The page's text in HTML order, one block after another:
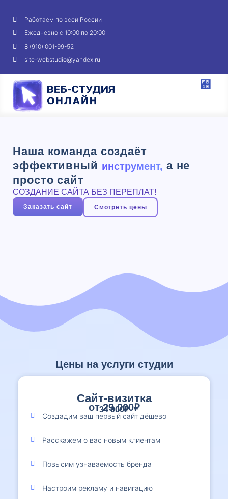
Работаем по всей России
Ежедневно с 10:00 по 20:00
8 (910) 001-99-52
site-webstudio@yandex.ru
Наша команда создаёт
эффективный инструмент, а не
просто сайт
СОЗДАНИЕ САЙТА БЕЗ ПЕРЕПЛАТ!
Заказать сайт Смотреть цены
Цены на услуги студии
Сайт-визитка
от 29 000₽
34 000₽
Создадим ваш первый сайт дёшево
Расскажем о вас новым клиентам
Повысим узнаваемость бренда
Настроим рекламу и навигацию